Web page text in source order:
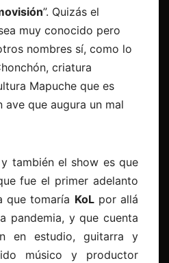
”. Quizás el
muy conocido pero
nombres sí, como lo
criatura
Mapuche que es
que augura un mal
también el show es que
fue el primer adelanto
que tomaría KoLpor allá
pandemia, y que cuenta
en estudio, guitarra y
músico y productor